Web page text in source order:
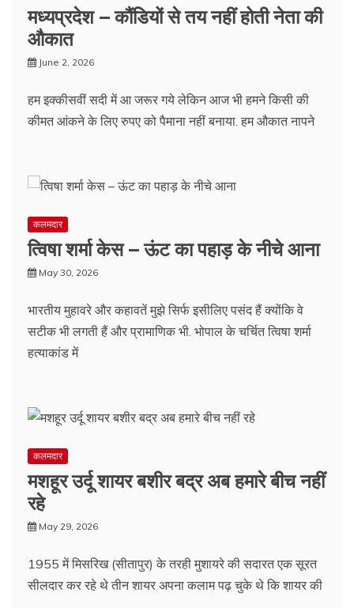
मध्यप्रदेश – कौंडियों से तय नहीं होती नेता की
औकात
June 2, 2026
हम इक्कीसवीं सदी में आ जरूर गये लेकिन आज भी हमने किसी की
कीमत आंकने के लिए रुपए को पैमाना नहीं बनाया. हम औकात नापने
कलमदार
त्विषा शर्मा केस – ऊंट का पहाड़ के नीचे आना
May 30, 2026
भारतीय मुहावरे और कहावतें मुझे सिर्फ इसीलिए पसंद हैं क्योंकि वे
सटीक भी लगती हैं और प्रामाणिक भी. भोपाल के चर्चित त्विषा शर्मा
हत्याकांड में
कलमदार
मशहूर उर्दू शायर बशीर बद्र अब हमारे बीच नहीं
रहे
May 29, 2026
1955 में मिसरिख (सीतापुर) के तरही मुशायरे की सदारत एक सूरत
सीलदार कर रहे थे तीन शायर अपना कलाम पढ़ चुके थे कि शायर की